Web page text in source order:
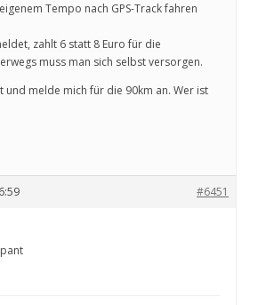
Tempo nach GPS-Track fahren
zahlt 6 statt 8 Euro für die
muss man sich selbst versorgen.
und melde mich für die 90km an. Wer ist
#6451